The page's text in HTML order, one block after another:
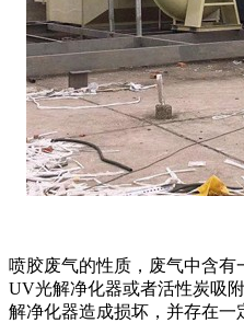
喷胶废气的性质，废气中含有
UV光解净化器或者活性炭吸
解净化器造成损坏，并存在一